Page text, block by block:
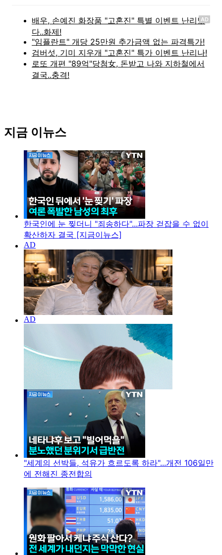
AD
지금 이뉴스
한국인에 눈 찢더니 "죄송하다"...파장 걷잡을 수 없이
확산하자 결국 [지금이뉴스]
"세계의 선박들, 석유가 흐르도록 하라"...개전 106일만
에 전해진 종전합의